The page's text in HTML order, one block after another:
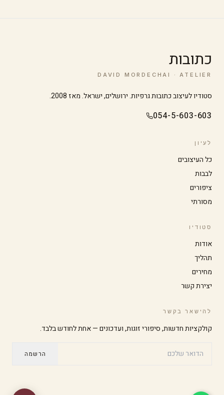
כתובות
DAVID MORDECHAI · ATELIER
סטודיו לעיצוב כתובות גרפיות. ירושלים, ישראל. מאז 2008.
054-5-603-603
לעיון
כל העיצובים
לבבות
ציפורים
מסורתי
סטודיו
אודות
תהליך
מחירים
יצירת קשר
להישאר בקשר
קולקציות חדשות, סיפורי זוגות, ועדכונים — אחת לחודש בלבד.
הרשמה
עצירת אנימציות